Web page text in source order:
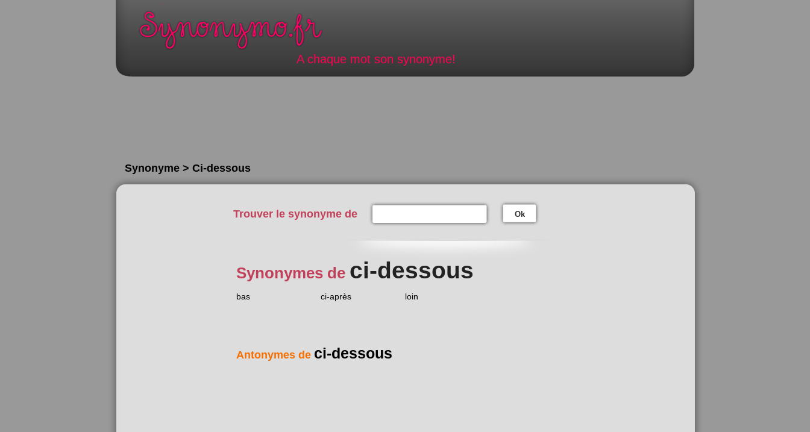
A chaque mot son synonyme!
Synonyme > Ci-dessous
Trouver le synonyme de Ok
Synonymes de ci-dessous
bas ci-après loin
Antonymes de ci-dessous